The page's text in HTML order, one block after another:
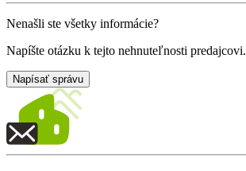
Nenašli ste všetky informácie?
Napíšte otázku k tejto nehnuteľnosti predajcovi.
Napísať správu